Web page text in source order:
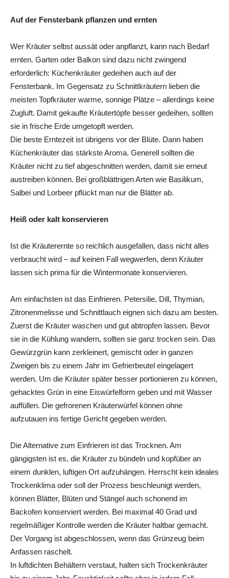
Auf der Fensterbank pflanzen und ernten
Wer Kräuter selbst aussät oder anpflanzt, kann nach Bedarf
ernten. Garten oder Balkon sind dazu nicht zwingend
erforderlich: Küchenkräuter gedeihen auch auf der
Fensterbank. Im Gegensatz zu Schnittkräutern lieben die
meisten Topfkräuter warme, sonnige Plätze – allerdings keine
Zugluft. Damit gekaufte Kräutertöpfe besser gedeihen, sollten
sie in frische Erde umgetopft werden.
Die beste Erntezeit ist übrigens vor der Blüte. Dann haben
Küchenkräuter das stärkste Aroma. Generell sollten die
Kräuter nicht zu tief abgeschnitten werden, damit sie erneut
austreiben können. Bei großblättrigen Arten wie Basilikum,
Salbei und Lorbeer pflückt man nur die Blätter ab.
Heiß oder kalt konservieren
Ist die Kräuterernte so reichlich ausgefallen, dass nicht alles
verbraucht wird – auf keinen Fall wegwerfen, denn Kräuter
lassen sich prima für die Wintermonate konservieren.
Am einfachsten ist das Einfrieren. Petersilie, Dill, Thymian,
Zitronenmelisse und Schnittlauch eignen sich dazu am besten.
Zuerst die Kräuter waschen und gut abtropfen lassen. Bevor
sie in die Kühlung wandern, sollten sie ganz trocken sein. Das
Gewürzgrün kann zerkleinert, gemischt oder in ganzen
Zweigen bis zu einem Jahr im Gefrierbeutel eingelagert
werden. Um die Kräuter später besser portionieren zu können,
gehacktes Grün in eine Eiswürfelform geben und mit Wasser
auffüllen. Die gefrorenen Kräuterwürfel können ohne
aufzutauen ins fertige Gericht gegeben werden.
Die Alternative zum Einfrieren ist das Trocknen. Am
gängigsten ist es, die Kräuter zu bündeln und kopfüber an
einem dunklen, luftigen Ort aufzuhängen. Herrscht kein ideales
Trockenklima oder soll der Prozess beschleunigt werden,
können Blätter, Blüten und Stängel auch schonend im
Backofen konserviert werden. Bei maximal 40 Grad und
regelmäßiger Kontrolle werden die Kräuter haltbar gemacht.
Der Vorgang ist abgeschlossen, wenn das Grünzeug beim
Anfassen raschelt.
In luftdichten Behältern verstaut, halten sich Trockenkräuter